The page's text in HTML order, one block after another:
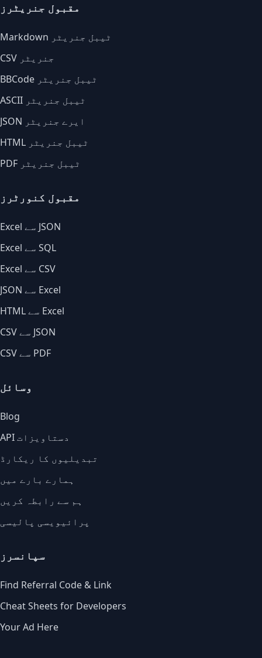
مقبول جنریٹرز
Markdown ٹیبل جنریٹر
CSV جنریٹر
BBCode ٹیبل جنریٹر
ASCII ٹیبل جنریٹر
JSON ایرے جنریٹر
HTML ٹیبل جنریٹر
PDF ٹیبل جنریٹر
مقبول کنورٹرز
Excel سے JSON
Excel سے SQL
Excel سے CSV
JSON سے Excel
HTML سے Excel
CSV سے JSON
CSV سے PDF
وسائل
Blog
API دستاویزات
تبدیلیوں کا ریکارڈ
ہمارے بارے میں
ہم سے رابطہ کریں
پرائیویسی پالیسی
سپانسرز
Find Referral Code & Link
Cheat Sheets for Developers
Your Ad Here